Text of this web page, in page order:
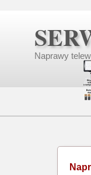
Naprawy